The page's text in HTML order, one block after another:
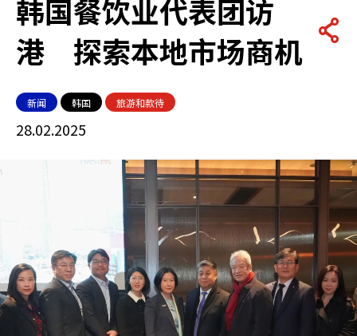
韩国餐饮业代表团访
港 探索本地市场商机
新闻 韩国 旅游和款待
28.02.2025